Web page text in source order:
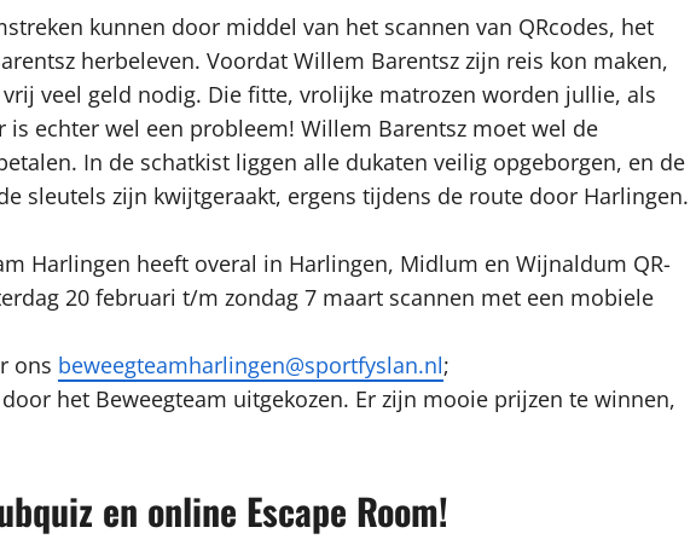
kunnen door middel van het scannen van QRcodes, het
herbeleven. Voordat Willem Barentsz zijn reis kon maken,
veel geld nodig. Die fitte, vrolijke matrozen worden jullie, als
echter wel een probleem! Willem Barentsz moet wel de
In de schatkist liggen alle dukaten veilig opgeborgen, en de
sleutels zijn kwijtgeraakt, ergens tijdens de route door Harlingen.
Harlingen heeft overal in Harlingen, Midlum en Wijnaldum QR-
20 februari t/m zondag 7 maart scannen met een mobiele
ons beweegteamharlingen@sportfyslan.nl;
het Beweegteam uitgekozen. Er zijn mooie prijzen te winnen,
en online Escape Room!